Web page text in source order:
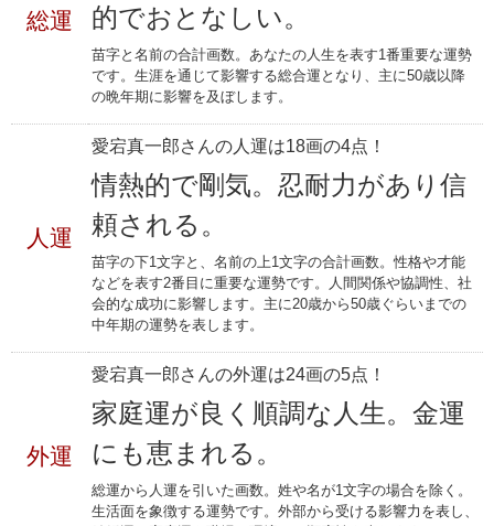
総運
的でおとなしい。
苗字と名前の合計画数。あなたの人生を表す1番重要な運勢
です。生涯を通じて影響する総合運となり、主に50歳以降
の晩年期に影響を及ぼします。
人運
愛宕真一郎さんの人運は18画の4点！
情熱的で剛気。忍耐力があり信
頼される。
苗字の下1文字と、名前の上1文字の合計画数。性格や才能
などを表す2番目に重要な運勢です。人間関係や協調性、社
会的な成功に影響します。主に20歳から50歳ぐらいまでの
中年期の運勢を表します。
外運
愛宕真一郎さんの外運は24画の5点！
家庭運が良く順調な人生。金運
にも恵まれる。
総運から人運を引いた画数。姓や名が1文字の場合を除く。
生活面を象徴する運勢です。外部から受ける影響力を表し、